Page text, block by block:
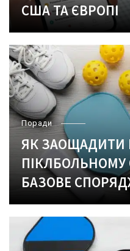
США ТА ЄВРОПІ
Поради
ЯК ЗАОЩАДИТИ
ПІКЛБОЛЬНОМУ
БАЗОВЕ
ПОЧАТКІВЦІВ